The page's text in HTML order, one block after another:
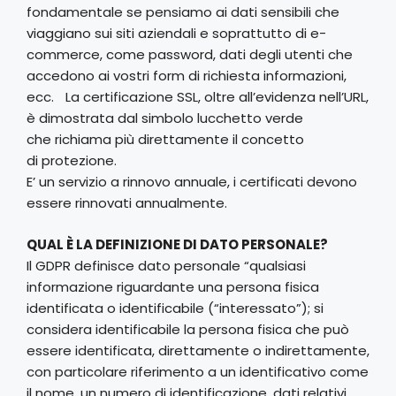
fondamentale se pensiamo ai dati sensibili che
viaggiano sui siti aziendali e soprattutto di e-
commerce, come password, dati degli utenti che
accedono ai vostri form di richiesta informazioni,
ecc. La certificazione SSL, oltre all’evidenza nell’URL,
è dimostrata dal simbolo lucchetto verde
che richiama più direttamente il concetto
di protezione.
E’ un servizio a rinnovo annuale, i certificati devono
essere rinnovati annualmente.
QUAL È LA DEFINIZIONE DI DATO PERSONALE?
Il GDPR definisce dato personale “qualsiasi
informazione riguardante una persona fisica
identificata o identificabile (“interessato”); si
considera identificabile la persona fisica che può
essere identificata, direttamente o indirettamente,
con particolare riferimento a un identificativo come